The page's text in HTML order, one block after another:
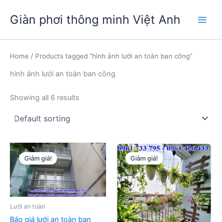
dung
Giàn phơi thông minh Việt Anh
Home / Products tagged “hình ảnh lưới an toàn ban công”
hình ảnh lưới an toàn ban công
Showing all 6 results
Giảm giá!
Lưới an toàn
Báo giá lưới an toàn ban
Giảm giá!